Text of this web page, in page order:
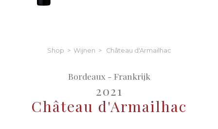
Shop > Wijnen > Château d'Armailhac
Bordeaux - Frankrijk
2021
Château d'Armailhac